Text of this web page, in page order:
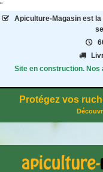
"
Apiculture-Magasinest la
Site en construction. Nos
Protégez vos